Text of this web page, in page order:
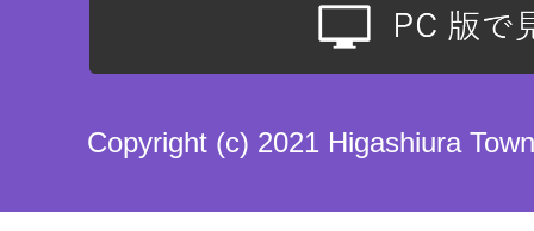
Copyright (c) 2021 Higashiura